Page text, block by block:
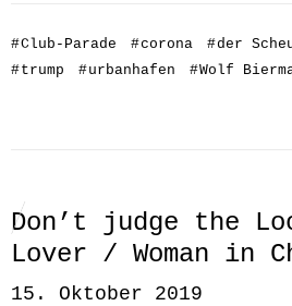
#Club-Parade #corona #der
#trump #urbanhafen #Wolf
Don’t judge the
Lover / Woman in
15. Oktober 2019